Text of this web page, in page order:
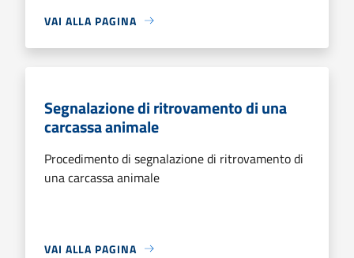
VAI ALLA PAGINA
Segnalazione di ritrovamento di una
carcassa animale
Procedimento di segnalazione di ritrovamento di
una carcassa animale
VAI ALLA PAGINA